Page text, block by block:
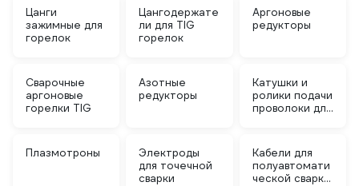
Цанги
зажимные для
горелок
Цангодержате
ли для TIG
горелок
Аргоновые
редукторы
Сварочные
аргоновые
горелки TIG
Азотные
редукторы
Катушки и
ролики подачи
проволоки для
Плазмотроны
Электроды
для точечной
сварки
Кабели для
полуавтомати
ческой сварки